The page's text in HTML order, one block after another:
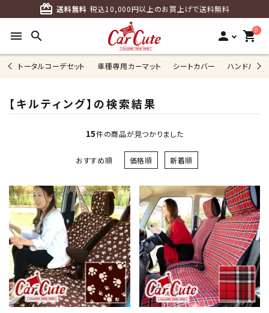
card_giftcard 送料無料 税込10,000円以上のお買上げで送料無料
menu search person 0
shopping_cart
トータルコーデセット 車種専用カーマット シートカバー ハンドルカ
【キルティング】の検索結果
15件の商品が見つかりました
おすすめ順 価格順 新着順